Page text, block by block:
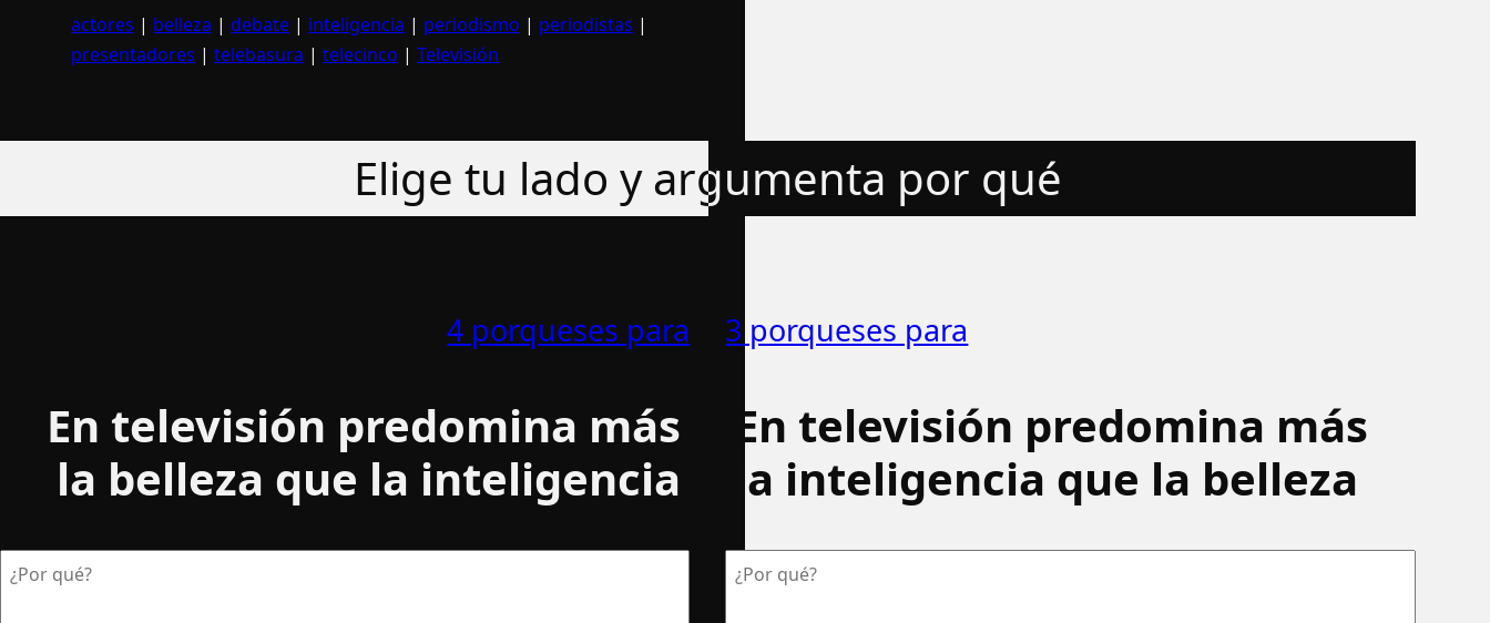
actores | belleza | debate | inteligencia | periodismo | periodistas |
presentadores | telebasura | telecinco | Televisión
Elige tu lado y argumenta por qué
4 porqueses para
En televisión predomina más
la belleza que la inteligencia
3 porqueses para
En televisión predomina más
la inteligencia que la belleza